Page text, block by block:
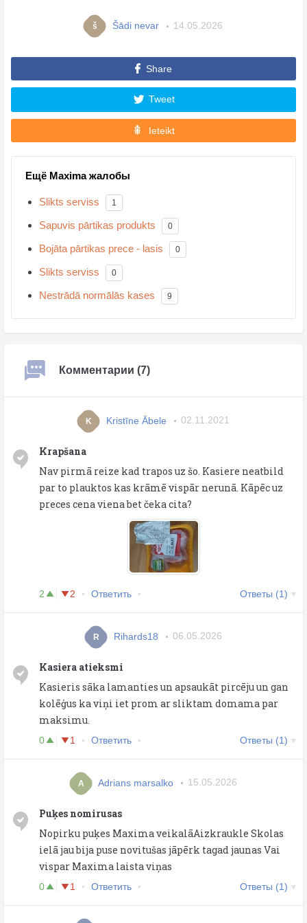
š Šādi nevar 14.05.2026
Share
Tweet
Ieteikt
Ещё Maxima жалобы
Slikts serviss 1
Sapuvis pārtikas produkts 0
Bojāta pārtikas prece - lasis 0
Slikts serviss 0
Nestrādā normālās kases 9
Комментарии (7)
K Kristīne Ābele 02.11.2021
Krapšana
Nav pirmā reize kad trapos uz šo. Kasiere neatbild
par to plauktos kas krāmē vispār nerunā. Kāpēc uz
preces cena viena bet čeka cita?
2 2 Ответить Ответы (1)
R Rihards18 06.05.2026
Kasiera atieksmi
Kasieris sāka lamanties un apsaukāt pircēju un gan
kolēģus ka viņi iet prom ar sliktam domama par
maksimu.
0 1 Ответить Ответы (1)
A Adrians marsalko 15.05.2026
Puķes nomirusas
Nopirku puķes Maxima veikalāAizkraukle Skolas
ielā jau bija puse novitušas jāpērk tagad jaunas Vai
vispar Maxima laista viņas
0 1 Ответить Ответы (1)